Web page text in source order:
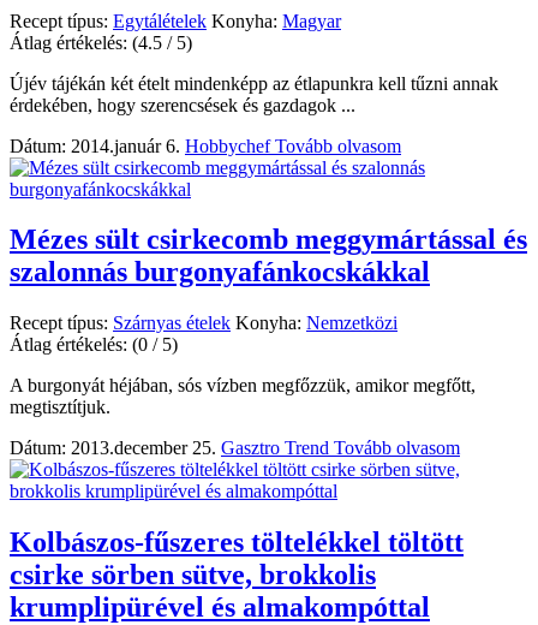
Recept típus: Egytálételek Konyha: Magyar
Átlag értékelés: (4.5 / 5)
Újév tájékán két ételt mindenképp az étlapunkra kell tűzni annak
érdekében, hogy szerencsések és gazdagok ...
Dátum: 2014.január 6. HobbychefTovább olvasom
Mézes sült csirkecomb meggymártással és
szalonnás burgonyafánkocskákkal
Recept típus: Szárnyas ételek Konyha: Nemzetközi
Átlag értékelés: (0 / 5)
A burgonyát héjában, sós vízben megfőzzük, amikor megfőtt,
megtisztítjuk.
Dátum: 2013.december 25. Gasztro Trend Tovább olvasom
Kolbászos-fűszeres töltelékkel töltött
csirke sörben sütve, brokkolis
krumplipürével és almakompóttal